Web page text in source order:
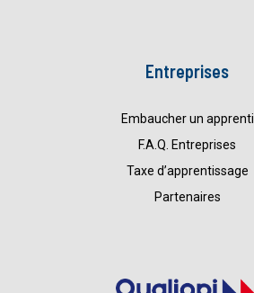
Entreprises
Embaucher un apprenti
F.A.Q. Entreprises
Taxe d’apprentissage
Partenaires